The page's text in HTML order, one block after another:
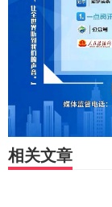
相关文章